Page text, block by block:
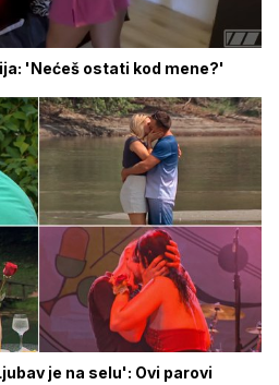
'Nećeš ostati kod mene?'
je na selu': Ovi parovi